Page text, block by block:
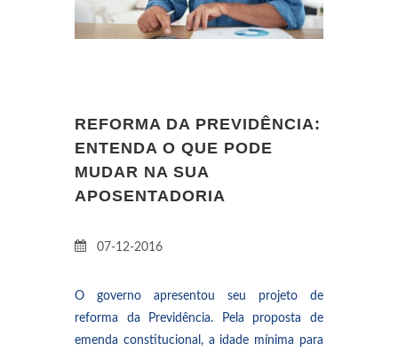
REFORMA DA PREVIDÊNCIA:
ENTENDA O QUE PODE
MUDAR NA SUA
APOSENTADORIA
07-12-2016
O governo apresentou seu projeto de
reforma da Previdência. Pela proposta de
emenda constitucional, a idade mínima para